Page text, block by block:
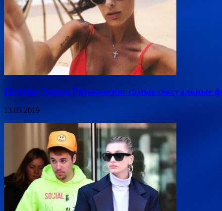
Не хуже Эмили Ратаковски: самые сексуальные
13.03.2019